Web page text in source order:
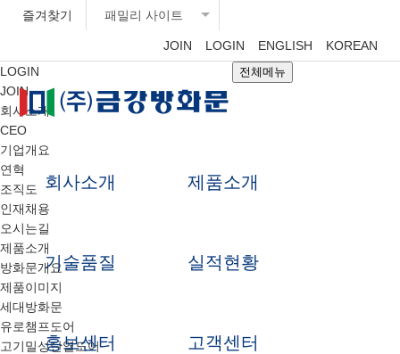
즐겨찾기 패밀리 사이트
JOIN LOGIN ENGLISH KOREAN
회사소개 제품소개
기술품질 실적현황
홍보센터 고객센터
전체메뉴
LOGIN
JOIN
회사소개
CEO
기업개요
연혁
조직도
인재채용
오시는길
제품소개
방화문개요
제품이미지
세대방화문
유로챔프도어
고기밀성단열도어